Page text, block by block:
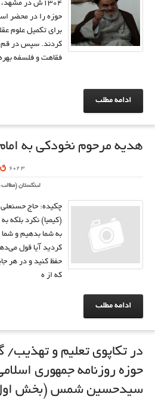
1304ش در
حوزه را در محضر
فقاهت و فلسفه
ادامه مطلب
هدیه مرحوم نخودکی به
3 602
لینکستان
چکیده: حاج حسنعلی
(کیمیا) نکرد بلکه
به شما بدهیم و شما
کردید آیا قول
حفظ کنید و در هر
که از ه
ادامه مطلب
در تكاپوی تعليم و
حوزه روزنامه جمهوری
سيدحسين شمس (بخش